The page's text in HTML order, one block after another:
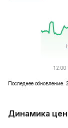
Последнее
Динамика